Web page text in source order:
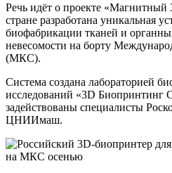
Речь идёт о проекте
стране разработана уникальная
биофабрикации тканей и
невесомости на борту
(МКС).
Система создана лабораторией
исследований «3D Биопринтинг
задействованы специалисты
ЦНИИмаш.